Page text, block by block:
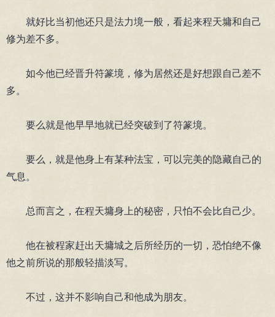
就好比当初他还只是法力境一般，看起来程天墉和自己
修为差不多。
如今他已经晋升符篆境，修为居然还是好想跟自己差不
多。
要么就是他早早地就已经突破到了符篆境。
要么，就是他身上有某种法宝，可以完美的隐藏自己的
气息。
总而言之，在程天墉身上的秘密，只怕不会比自己少。
他在被程家赶出天墉城之后所经历的一切，恐怕绝不像
他之前所说的那般轻描淡写。
不过，这并不影响自己和他成为朋友。